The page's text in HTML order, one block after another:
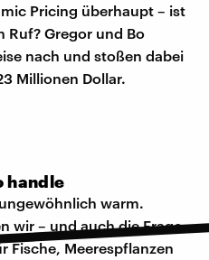
Pricing überhaupt – ist
Ruf? Gregor und Bo
nach und stoßen dabei
Millionen Dollar.
handle
warm.
wir – und auch die Frage,
Fische, Meerespflanzen